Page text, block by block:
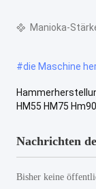
Manioka-
#die Maschine
HM55 HM75
Nachrichten
Bisher keine